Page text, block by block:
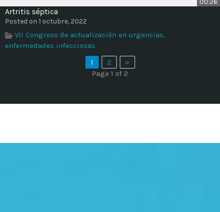
Artritis séptica
Posted on 1 octubre, 2022
VII Congreso de actualización en urgencias,
enfermedades infecciosas
1
2
»
Page 1 of 2